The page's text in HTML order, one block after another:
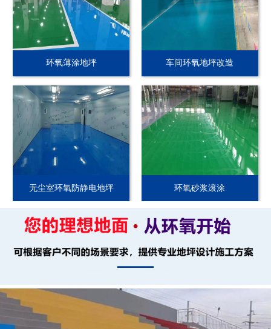
环氧薄涂地坪 车间环氧地坪改造
无尘室环氧防静电地坪 环氧砂浆滚涂